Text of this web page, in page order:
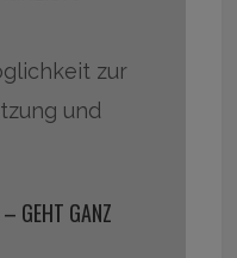
zur
und
GEHT GANZ